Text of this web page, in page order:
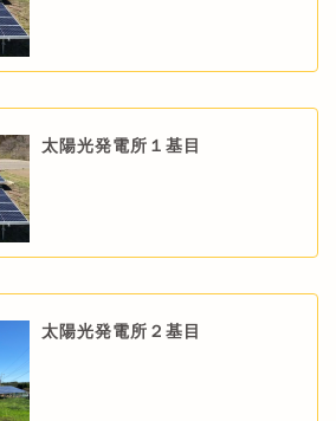
太陽光発電所１基目
太陽光発電所２基目